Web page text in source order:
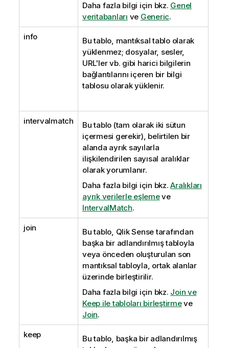
Daha fazla bilgi için bkz. Genel
veritabanları ve Generic.
info
Bu tablo, mantıksal tablo olarak
yüklenmez; dosyalar, sesler,
URL'ler vb. gibi harici bilgilerin
bağlantılarını içeren bir bilgi
tablosu olarak yüklenir.
intervalmatch
Bu tablo (tam olarak iki sütun
içermesi gerekir), belirtilen bir
alanda ayrık sayılarla
ilişkilendirilen sayısal aralıklar
olarak yorumlanır.
Daha fazla bilgi için bkz.Aralıkları
ayrık verilerle eşlemeve
IntervalMatch.
join Bu tablo, Qlik Sensetarafından
başka bir adlandırılmış tabloyla
veya önceden oluşturulan son
mantıksal tabloyla, ortak alanlar
üzerinde birleştirilir.
Daha fazla bilgi için bkz. Join ve
Keep ile tabloları birleştirmeve
Join.
keep
Bu tablo, başka bir adlandırılmış